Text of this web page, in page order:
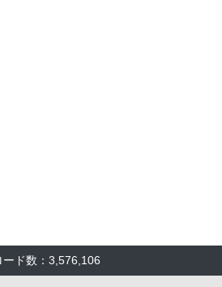
ド数：3,576,106